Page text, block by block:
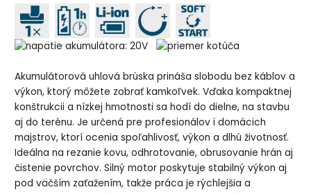
Akumulátorová uhlová brúska prináša slobodu bez káblov a
výkon, ktorý môžete zobrať kamkoľvek. Vďaka kompaktnej
konštrukcii a nízkej hmotnosti sa hodí do dielne, na stavbu
aj do terénu. Je určená pre profesionálov i domácich
majstrov, ktorí ocenia spoľahlivosť, výkon a dlhú životnosť.
Ideálna na rezanie kovu, odhrotovanie, obrusovanie hrán aj
čistenie povrchov. Silný motor poskytuje stabilný výkon aj
pod väčším zaťažením, takže práca je rýchlejšia a